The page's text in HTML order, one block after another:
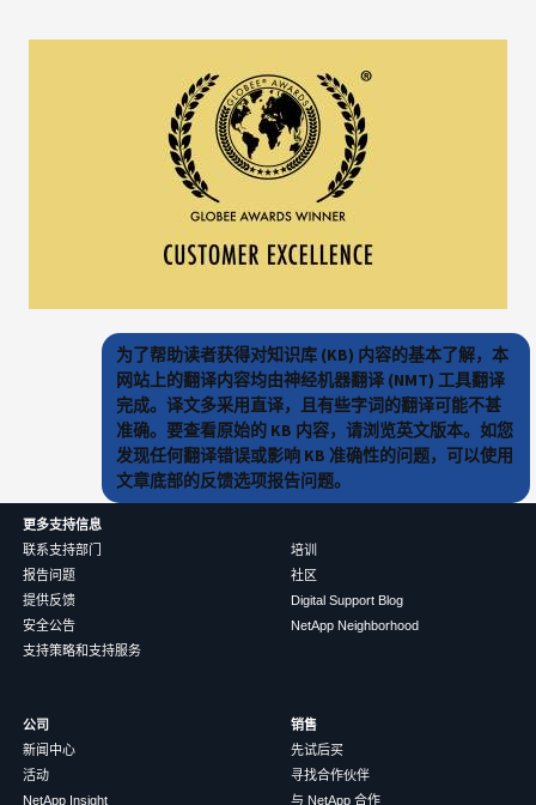
为了帮助读者获得对知识库 (KB) 内容的基本了解，本
网站上的翻译内容均由神经机器翻译 (NMT) 工具翻译
完成。译文多采用直译，且有些字词的翻译可能不甚
准确。要查看原始的 KB 内容，请浏览英文版本。如您
发现任何翻译错误或影响 KB 准确性的问题，可以使用
文章底部的反馈选项报告问题。
更多支持信息
联系支持部门
报告问题
提供反馈
安全公告
支持策略和支持服务
培训
社区
Digital Support Blog
NetApp Neighborhood
公司
新闻中心
活动
NetApp Insight
销售
先试后买
寻找合作伙伴
与 NetApp 合作